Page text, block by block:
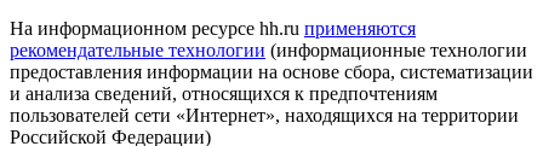
На информационном ресурсе hh.ru применяются
рекомендательные технологии (информационные технологии
предоставления информации на основе сбора, систематизации
и анализа сведений, относящихся к предпочтениям
пользователей сети «Интернет», находящихся на территории
Российской Федерации)